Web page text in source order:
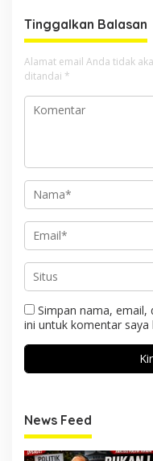
Tinggalkan Balasan
Alamat email Anda tidak
ditandai *
Simpan nama, email,
ini untuk komentar saya
News Feed